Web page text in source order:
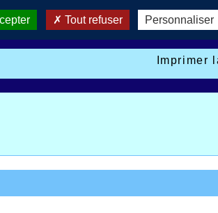
Imprimer
Tout refuser Personnaliser